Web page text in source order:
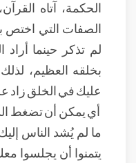
الحكمة، آتاه
الصفات التي اختص
لم تذكر حينما أراد
بخلقه العظيم،
عليك في الخلق زاد
أي يمكن أن تضغط
ما لم يُشد الناس
يتمنوا أن يجلسوا